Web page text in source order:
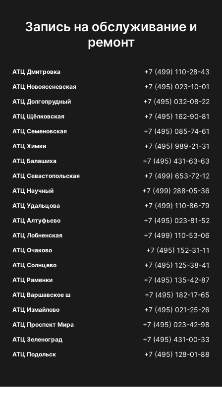
Запись на обслуживание и
ремонт
АТЦ Дмитровка +7 (499) 110-28-43
АТЦ Новоясеневская +7 (495) 023-10-01
АТЦ Долгопрудный +7 (495) 032-08-22
АТЦ Щёлковская +7 (495) 162-90-81
АТЦ Семеновская +7 (495) 085-74-61
АТЦ Химки +7 (495) 989-21-31
АТЦ Балашиха +7 (495) 431-63-63
АТЦ Севастопольская +7 (499) 653-72-12
АТЦ Научный +7 (499) 288-05-36
АТЦ Удальцова +7 (499) 110-86-79
АТЦ Алтуфьево +7 (495) 023-81-52
АТЦ Лобненская +7 (499) 110-53-06
АТЦ Очаково +7 (495) 152-31-11
АТЦ Солнцево +7 (495) 125-38-41
АТЦ Раменки +7 (495) 135-42-87
АТЦ Варшавское ш +7 (495) 182-17-65
АТЦ Измайлово +7 (495) 021-25-26
АТЦ Проспект Мира +7 (495) 023-42-98
АТЦ Зеленоград +7 (495) 431-00-33
АТЦ Подольск +7 (495) 128-01-88